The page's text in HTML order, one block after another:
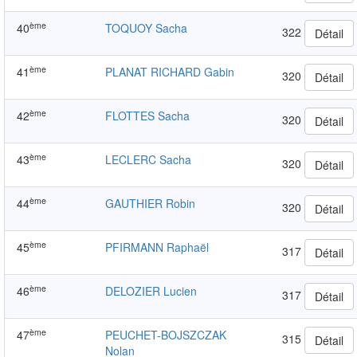
40ème TOQUOY Sacha 322 Détail
41 ème PLANAT RICHARD Gabin 320 Détail
42ème FLOTTES Sacha 320 Détail
43ème LECLERC Sacha 320 Détail
44ème GAUTHIER Robin 320 Détail
45ème PFIRMANN Raphaël 317 Détail
46ème DELOZIER Lucien 317 Détail
47ème
PEUCHET-BOJSZCZAK
Nolan
315 Détail